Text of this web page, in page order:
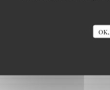
service